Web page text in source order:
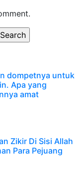
dompetnya untuk
Apa yang
amat
Zikir Di Sisi Allah
Para Pejuang